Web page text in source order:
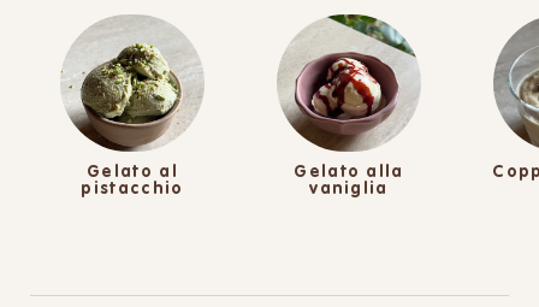
Gelato al
pistacchio
Gelato alla
vaniglia